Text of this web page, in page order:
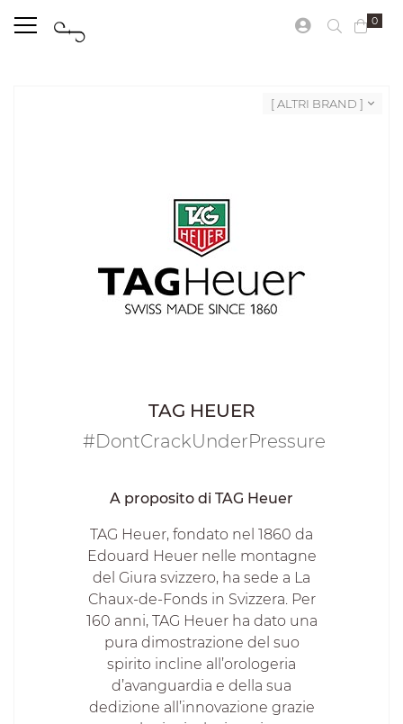
0
[ ALTRI BRAND ]
TAG HEUER
#DontCrackUnderPressure
A proposito di TAG Heuer
TAG Heuer, fondato nel 1860 da
Edouard Heuer nelle montagne
del Giura svizzero, ha sede a La
Chaux-de-Fonds in Svizzera. Per
160 anni, TAG Heuer ha dato una
pura dimostrazione del suo
spirito incline all’orologeria
d’avanguardia e della sua
dedizione all’innovazione grazie